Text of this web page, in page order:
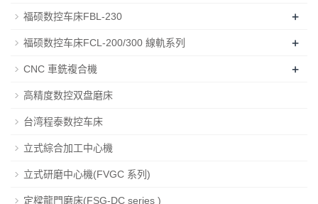
福硕数控车床FBL-230 +
福硕数控车床FCL-200/300 線軌系列 +
CNC 車銑複合機 +
高精度数控双盘磨床
台湾程泰数控车床
立式綜合加工中心機
立式研磨中心機(FVGC 系列)
定樑龍門磨床(FSG-DC series )